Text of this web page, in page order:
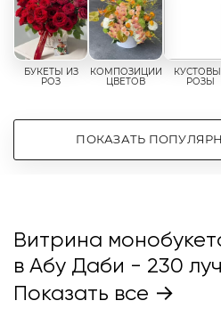
БУКЕТЫ ИЗ
РОЗ
КОМПОЗИЦИИ
ЦВЕТОВ
РОЗЫ
ПОКАЗАТЬ
Витрина
в Абу Даби - 230
Показать все →